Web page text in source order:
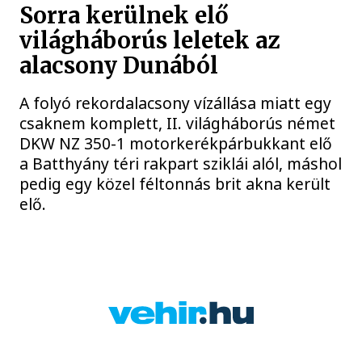
Sorra kerülnek elő
világháborús leletek az
alacsony Dunából
A folyó rekordalacsony vízállása miatt egy
csaknem komplett, II. világháborús német
DKW NZ 350-1 motorkerékpárbukkant elő
a Batthyány téri rakpart sziklái alól, máshol
pedig egy közel féltonnás brit akna került
elő.